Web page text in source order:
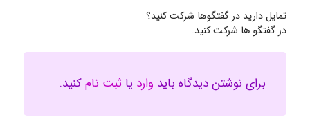
تمایل دارید در گفتگوها شرکت کنید؟
در گفتگو ها شرکت کنید.
برای نوشتن دیدگاه باید وارد یا ثبت نامکنید.